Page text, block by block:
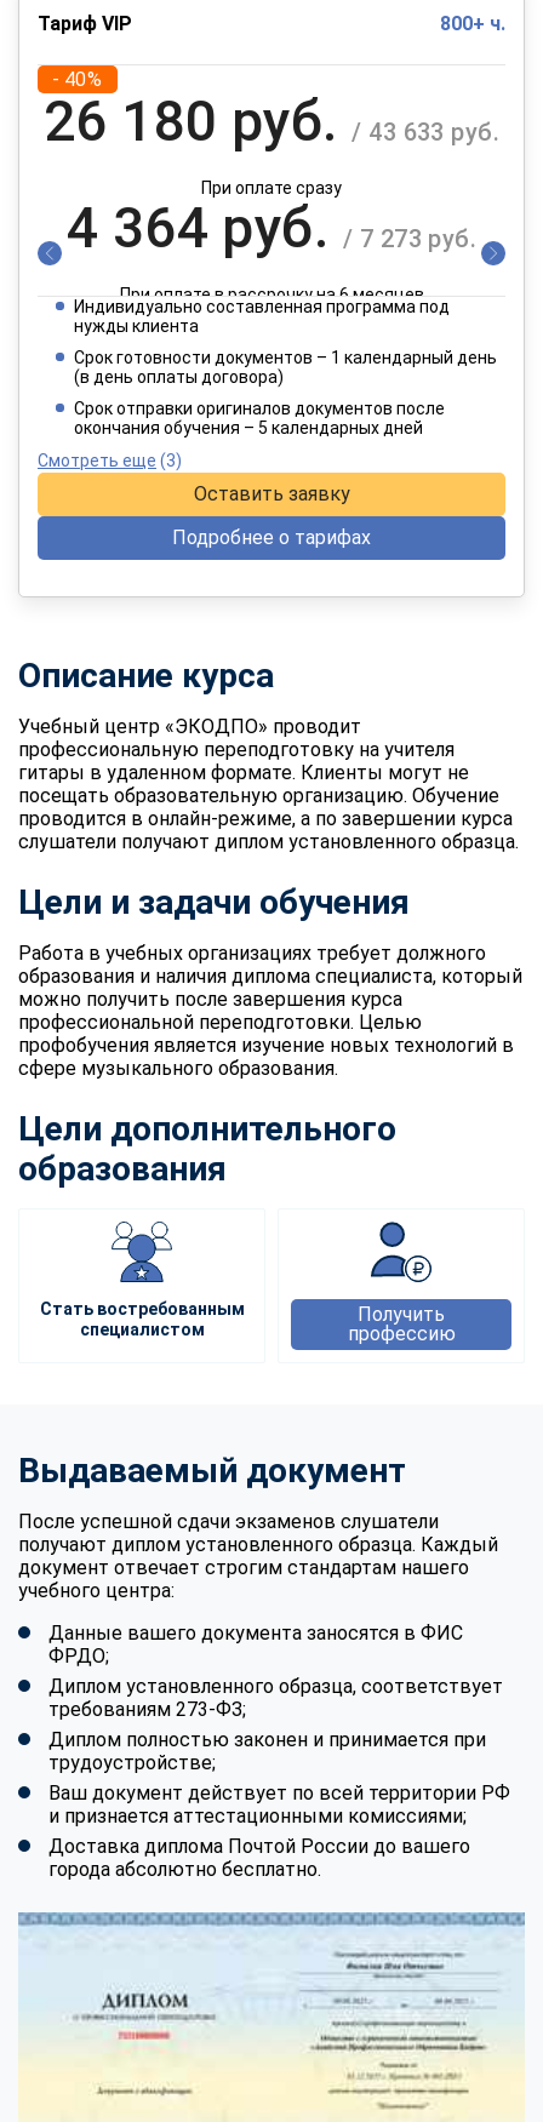
Тариф VIP 800+ ч.
- 40%
26 180 руб. / 43 633 руб.
При оплате сразу
4 364 руб. / 7 273 руб.
При оплате в рассрочку на 6 месяцев
2 182 руб. / 3 637 руб.
При оплате в рассрочку на 12 месяцев
Индивидуально составленная программа под
нужды клиента
Срок готовности документов – 1 календарный день
(в день оплаты договора)
Срок отправки оригиналов документов после
окончания обучения – 5 календарных дней
Смотреть еще (3)
Оставить заявку
Подробнее о тарифах
Описание курса
Учебный центр «ЭКОДПО» проводит
профессиональную переподготовку на учителя
гитары в удаленном формате. Клиенты могут не
посещать образовательную организацию. Обучение
проводится в онлайн-режиме, а по завершении курса
слушатели получают диплом установленного образца.
Цели и задачи обучения
Работа в учебных организациях требует должного
образования и наличия диплома специалиста, который
можно получить после завершения курса
профессиональной переподготовки. Целью
профобучения является изучение новых технологий в
сфере музыкального образования.
Цели дополнительного
образования
Стать востребованным
специалистом
Получить
профессию
Выдаваемый документ
После успешной сдачи экзаменов слушатели
получают диплом установленного образца. Каждый
документ отвечает строгим стандартам нашего
учебного центра:
Данные вашего документа заносятся в ФИС
ФРДО;
Диплом установленного образца, соответствует
требованиям 273-ФЗ;
Диплом полностью законен и принимается при
трудоустройстве;
Ваш документ действует по всей территории РФ
и признается аттестационными комиссиями;
Доставка диплома Почтой России до вашего
города абсолютно бесплатно.